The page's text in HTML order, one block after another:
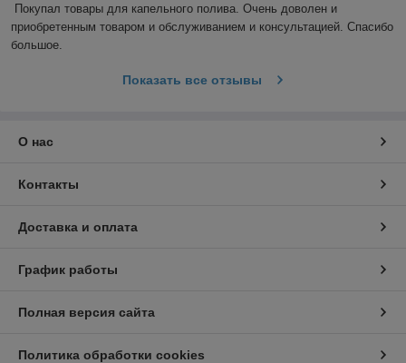
Покупал товары для капельного полива. Очень доволен и
приобретенным товаром и обслуживанием и консультацией. Спасибо
большое.
Показать все отзывы
О нас
Контакты
Доставка и оплата
График работы
Полная версия сайта
Политика обработки cookies